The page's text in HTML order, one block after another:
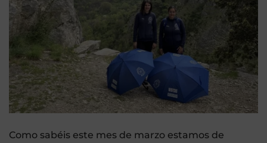
Como sabéis este mes de marzo estamos de